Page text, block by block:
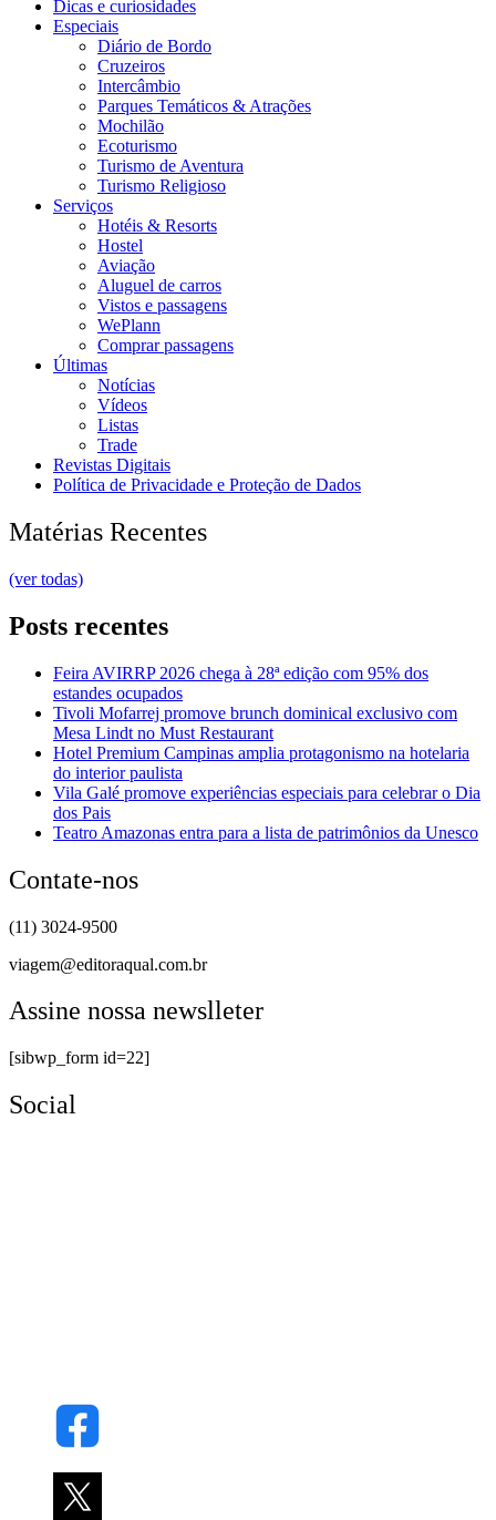
Dicas e curiosidades
Especiais
Diário de Bordo
Cruzeiros
Intercâmbio
Parques Temáticos & Atrações
Mochilão
Ecoturismo
Turismo de Aventura
Turismo Religioso
Serviços
Hotéis & Resorts
Hostel
Aviação
Aluguel de carros
Vistos e passagens
WePlann
Comprar passagens
Últimas
Notícias
Vídeos
Listas
Trade
Revistas Digitais
Política de Privacidade e Proteção de Dados
Matérias Recentes
(ver todas)
Posts recentes
Feira AVIRRP 2026 chega à 28ª edição com 95% dos
estandes ocupados
Tivoli Mofarrej promove brunch dominical exclusivo com
Mesa Lindt no Must Restaurant
Hotel Premium Campinas amplia protagonismo na hotelaria
do interior paulista
Vila Galé promove experiências especiais para celebrar o Dia
dos Pais
Teatro Amazonas entra para a lista de patrimônios da Unesco
Contate-nos
(11) 3024-9500
viagem@editoraqual.com.br
Assine nossa newslleter
[sibwp_form id=22]
Social